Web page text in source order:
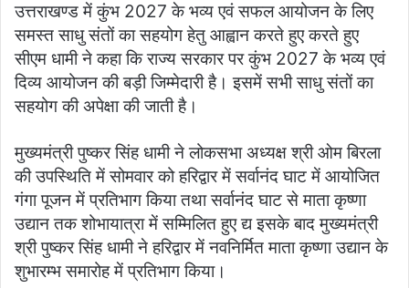
उत्तराखण्ड में कुंभ 2027 के भव्य एवं सफल आयोजन के लिए
समस्त साधु संतों का सहयोग हेतु आह्वान करते हुए करते हुए
सीएम धामी ने कहा कि राज्य सरकार पर कुंभ 2027 के भव्य एवं
दिव्य आयोजन की बड़ी जिम्मेदारी है। इसमें सभी साधु संतों का
सहयोग की अपेक्षा की जाती है।
मुख्यमंत्री पुष्कर सिंह धामी ने लोकसभा अध्यक्ष श्री ओम बिरला
की उपस्थिति में सोमवार को हरिद्वार में सर्वानंद घाट में आयोजित
गंगा पूजन में प्रतिभाग किया तथा सर्वानंद घाट से माता कृष्णा
उद्यान तक शोभायात्रा में सम्मिलित हुए द्य इसके बाद मुख्यमंत्री
श्री पुष्कर सिंह धामी ने हरिद्वार में नवनिर्मित माता कृष्णा उद्यान के
शुभारम्भ समारोह में प्रतिभाग किया।